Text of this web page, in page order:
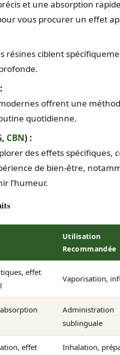
et une absorption
vous procurer un effet
résines ciblent
offrent une
quotidienne.
, CBN) :
des effets spécifiques,
de bien-être,
l’humeur.
Utilisation
Recommandée
effet
Vaporisation,
Administration
sublinguale
effet
Inhalation,